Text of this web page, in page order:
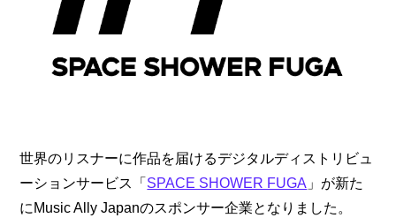
世界のリスナーに作品を届けるデジタルディストリビュ
ーションサービス「 SPACE SHOWER FUGA 」が新た
にMusic Ally Japanのスポンサー企業となりました。